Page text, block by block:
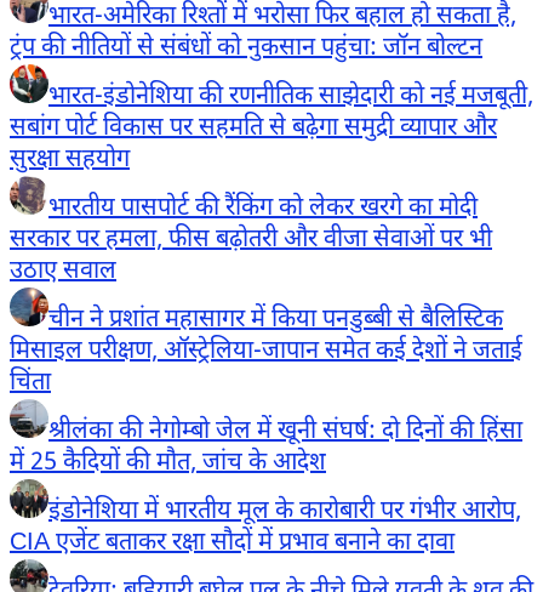
भारत-अमेरिका रिश्तों में भरोसा फिर बहाल हो सकता है,
ट्रंप की नीतियों से संबंधों को नुकसान पहुंचा: जॉन बोल्टन
भारत-इंडोनेशिया की रणनीतिक साझेदारी को नई मजबूती,
सबांग पोर्ट विकास पर सहमति से बढ़ेगा समुद्री व्यापार और
सुरक्षा सहयोग
भारतीय पासपोर्ट की रैंकिंग को लेकर खरगे का मोदी
सरकार पर हमला, फीस बढ़ोतरी और वीजा सेवाओं पर भी
उठाए सवाल
चीन ने प्रशांत महासागर में किया पनडुब्बी से बैलिस्टिक
मिसाइल परीक्षण, ऑस्ट्रेलिया-जापान समेत कई देशों ने जताई
चिंता
श्रीलंका की नेगोम्बो जेल में खूनी संघर्ष: दो दिनों की हिंसा
में 25 कैदियों की मौत, जांच के आदेश
इंडोनेशिया में भारतीय मूल के कारोबारी पर गंभीर आरोप,
CIA एजेंट बताकर रक्षा सौदों में प्रभाव बनाने का दावा